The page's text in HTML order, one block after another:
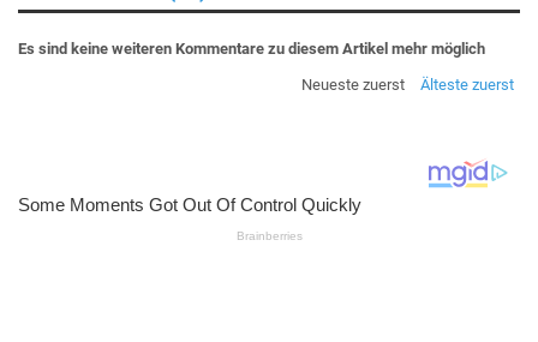
Es sind keine weiteren Kommentare zu diesem Artikel mehr möglich
Neueste zuerst
Älteste zuerst